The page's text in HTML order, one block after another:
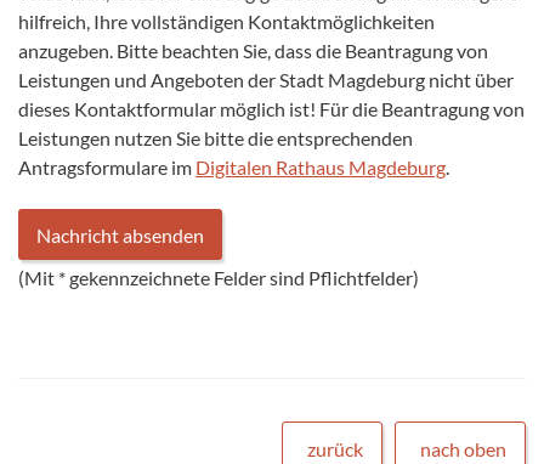
hilfreich, Ihre vollständigen Kontaktmöglichkeiten
anzugeben. Bitte beachten Sie, dass die Beantragung von
Leistungen und Angeboten der Stadt Magdeburg nicht über
dieses Kontaktformular möglich ist! Für die Beantragung von
Leistungen nutzen Sie bitte die entsprechenden
Antragsformulare im Digitalen Rathaus Magdeburg.
(Mit *gekennzeichnete Felder sind Pflichtfelder)
zurück nach oben